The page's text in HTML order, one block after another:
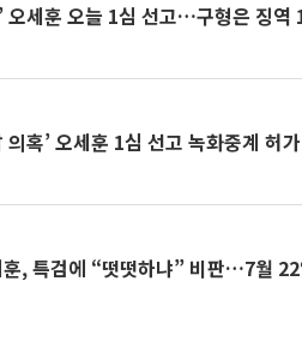
오세훈 오늘 1심 선고…구형은 징역
혹’ 오세훈 1심 선고 녹화중계 허가
훈, 특검에 “떳떳하냐” 비판…7월